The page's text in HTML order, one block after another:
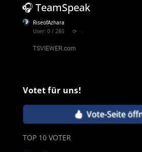
🎧 TeamSpeak
RiseofAzhara
User: 0 / 280
⟳ ◌
Votet für uns!
Vote-Seite
TOP 10 VOTER